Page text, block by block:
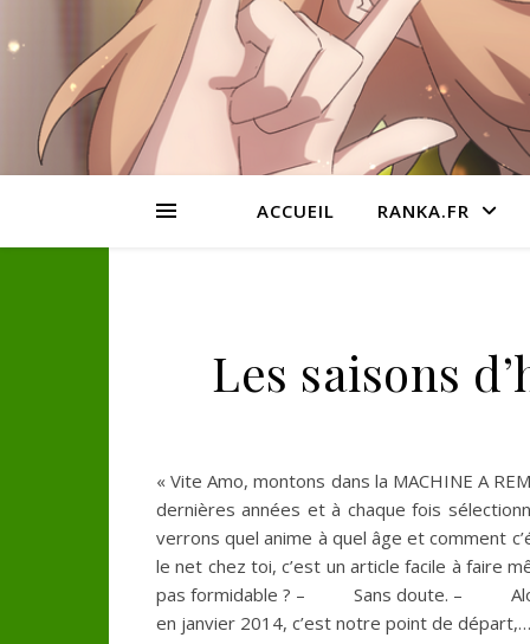
ACCUEIL RANKA.FR
Les saisons
« Vite Amo, montons dans la MACHINE
dernières années et à chaque fois
verrons quel anime à quel âge et
le net chez toi, c’est un article facile à faire
pas formidable ? – Sans doute. – Alors
en janvier 2014, c’est notre point de départ,…